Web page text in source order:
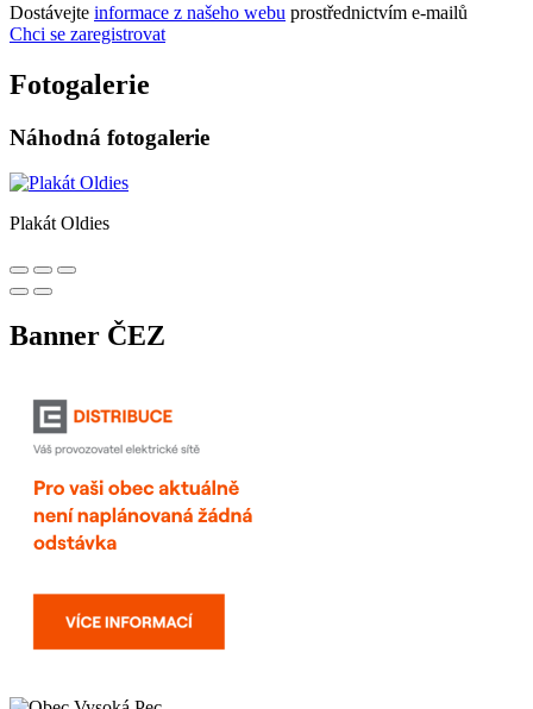
Dostávejte informace z našeho webu prostřednictvím e-mailů
Chci se zaregistrovat
Fotogalerie
Náhodná fotogalerie
Plakát Oldies
Banner ČEZ